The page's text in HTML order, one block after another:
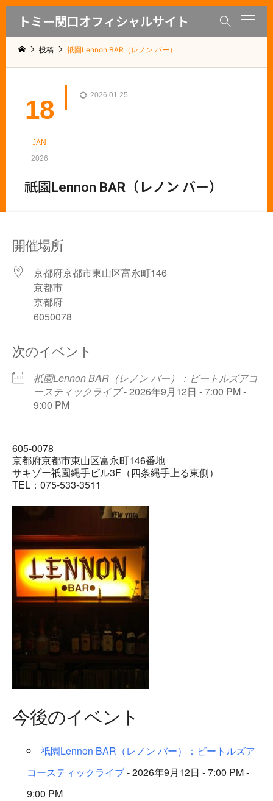
トミー関口オフィシャルサイト 
投稿 祇園Lennon BAR（レノン バー）
18
JAN
2026
2026.01.25
祇園Lennon BAR（レノン バー）
開催場所
京都府京都市東山区富永町146
京都市
京都府
6050078
次のイベント
祇園Lennon BAR（レノン バー）：ビートルズアコ
ースティックライブ- 2026年9月12日 - 7:00 PM -
9:00 PM
605-0078
京都府京都市東山区富永町146番地
サキゾー祇園縄手ビル3F（四条縄手上る東側）
TEL：075-533-3511
今後のイベント
祇園Lennon BAR（レノン バー）：ビートルズア
コースティックライブ- 2026年9月12日 - 7:00 PM -
9:00 PM